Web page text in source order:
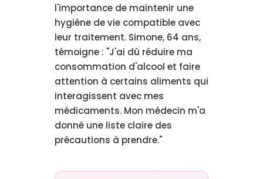
l'importance de maintenir une
hygiène de vie compatible avec
leur traitement. Simone, 64 ans,
témoigne : "J'ai dû réduire ma
consommation d'alcool et faire
attention à certains aliments qui
interagissent avec mes
médicaments. Mon médecin m'a
donné une liste claire des
précautions à prendre."